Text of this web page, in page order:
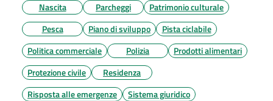
Nascita
Parcheggi
Patrimonio culturale
Pesca
Piano di sviluppo
Pista ciclabile
Politica commerciale
Polizia
Prodotti alimentari
Protezione civile
Residenza
Risposta alle emergenze
Sistema giuridico